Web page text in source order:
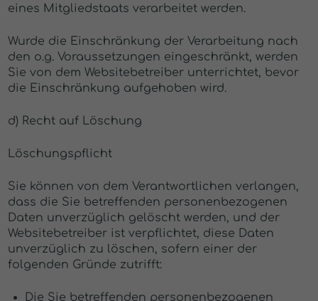
eines Mitgliedstaats verarbeitet werden.
Wurde die Einschränkung der Verarbeitung nach
den o.g. Voraussetzungen eingeschränkt, werden
Sie von dem Websitebetreiber unterrichtet, bevor
die Einschränkung aufgehoben wird.
d) Recht auf Löschung
Löschungspflicht
Sie können von dem Verantwortlichen verlangen,
dass die Sie betreffenden personenbezogenen
Daten unverzüglich gelöscht werden, und der
Websitebetreiber ist verpflichtet, diese Daten
unverzüglich zu löschen, sofern einer der
folgenden Gründe zutrifft:
Die Sie betreffenden personenbezogenen